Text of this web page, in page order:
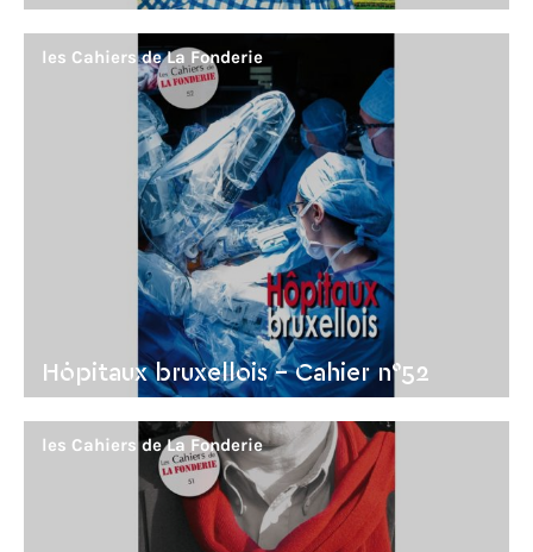
les Cahiers de La Fonderie
Hôpitaux bruxellois - Cahier n°52
les Cahiers de La Fonderie